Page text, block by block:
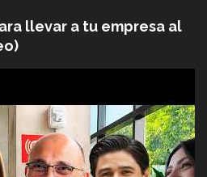
llevar a tu empresa al